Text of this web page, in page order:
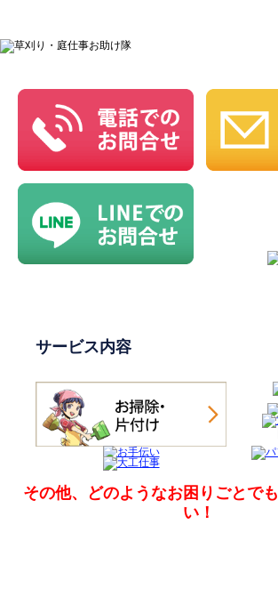
サービス内容
その他、どのようなお困りごとでも
い！